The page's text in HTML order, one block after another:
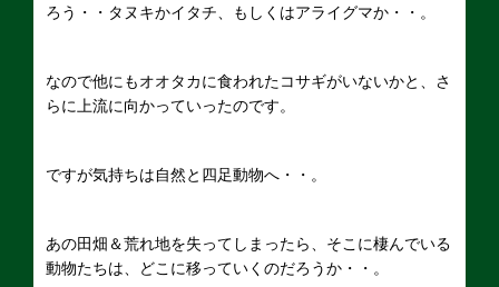
ろう・・タヌキかイタチ、もしくはアライグマか・・。
なので他にもオオタカに食われたコサギがいないかと、さ
らに上流に向かっていったのです。
ですが気持ちは自然と四足動物へ・・。
あの田畑＆荒れ地を失ってしまったら、そこに棲んでいる
動物たちは、どこに移っていくのだろうか・・。